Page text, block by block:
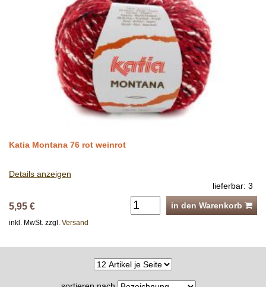
Katia Montana 76 rot weinrot
Details anzeigen
lieferbar: 3
5,95 € in den Warenkorb
inkl. MwSt. zzgl. Versand